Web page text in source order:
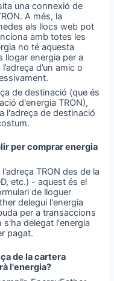
una connexió de
A més, la
als llocs web pot
amb totes les
no té aquesta
llogar energia per a
d’un amic o
de destinació (que és
d'energia TRON),
l'adreça de destinació
per comprar energia
TRON des de la
etc.) - aquest és el
de lloguer
delegui l'energia
per a transaccions
delegat l'energia
pagat.
de la cartera
l'energia?